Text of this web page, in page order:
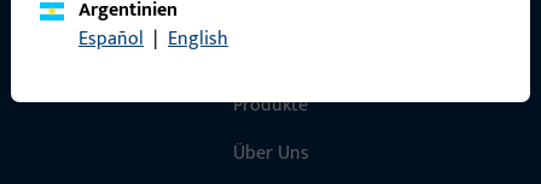
Argentinien
Español | EnglishSchnelleinstieg
Produkte
Über Uns